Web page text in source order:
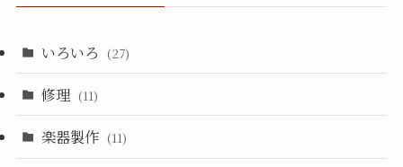
いろいろ (27)
修理 (11)
楽器製作 (11)